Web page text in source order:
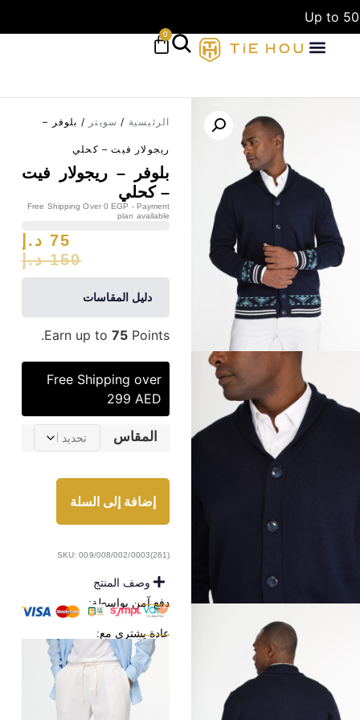
Up to
0
الرئيسية / سويتر / بلوفر –
ريجولار فيت – كحلي
بلوفر – ريجولار فيت
– كحلي
Free Shipping Over 0 EGP - Payment
plan available
150 د.إ
75 د.إ
دليل المقاسات
Earn up to75 Points.
Free Shipping over
299 AED
المقاس
إضافة إلى السلة
SKU: 009/008/002/0003(261)
وصف المنتج
دفع آمن بواسطة:
عادة يشترى مع: